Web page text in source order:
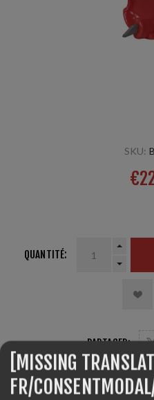
SKU:
QUANTITÉ:
PARTAGER:
[MISSING
FR/